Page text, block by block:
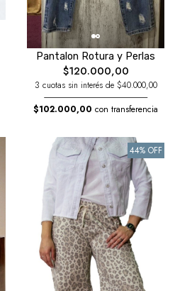
Pantalon Rotura y Perlas
$120.000,00
3 cuotas sin interés de $40.000,00
$102.000,00 con transferencia
44% OFF